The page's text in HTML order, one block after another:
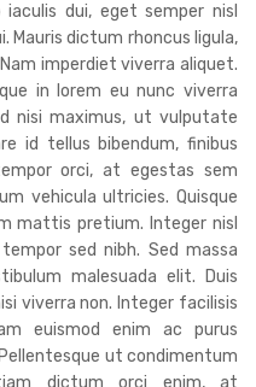
dui, eget semper nisl
Mauris dictum rhoncus ligula,
imperdiet viverra aliquet.
in lorem eu nunc viverra
nisi maximus, ut vulputate
id tellus bibendum, finibus
orci, at egestas sem
vehicula ultricies. Quisque
mattis pretium. Integer nisl
sed nibh. Sed massa
malesuada elit. Duis
viverra non. Integer facilisis
euismod enim ac purus
ut condimentum